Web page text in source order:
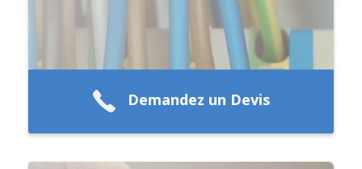
Demandez un Devis